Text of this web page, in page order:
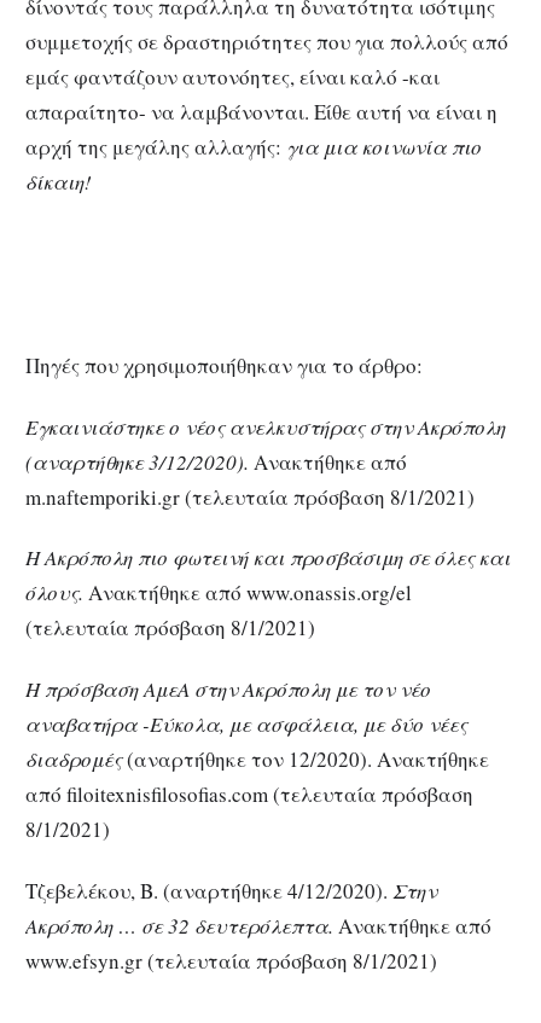
δίνοντάς τους παράλληλα τη δυνατότητα ισότιμης
συμμετοχής σε δραστηριότητες που για πολλούς από
εμάς φαντάζουν αυτονόητες, είναι καλό -και
απαραίτητο- να λαμβάνονται. Είθε αυτή να είναι η
αρχή της μεγάλης αλλαγής: για μια κοινωνία πιο
δίκαιη!
Πηγές που χρησιμοποιήθηκαν για το άρθρο:
Εγκαινιάστηκε ο νέος ανελκυστήρας στην Ακρόπολη
(αναρτήθηκε 3/12/2020). Ανακτήθηκε από
m.naftemporiki.gr (τελευταία πρόσβαση 8/1/2021)
Η Ακρόπολη πιο φωτεινή και προσβάσιμη σε όλες και
όλους. Ανακτήθηκε από www.onassis.org/el
(τελευταία πρόσβαση 8/1/2021)
Η πρόσβαση ΑμεΑ στην Ακρόπολη με τον νέο
αναβατήρα -Εύκολα, με ασφάλεια, με δύο νέες
διαδρομές(αναρτήθηκε τον 12/2020). Ανακτήθηκε
από filoitexnisfilosofias.com (τελευταία πρόσβαση
8/1/2021)
Τζεβελέκου, Β. (αναρτήθηκε 4/12/2020). Στην
Ακρόπολη … σε 32 δευτερόλεπτα. Ανακτήθηκε από
www.efsyn.gr (τελευταία πρόσβαση 8/1/2021)